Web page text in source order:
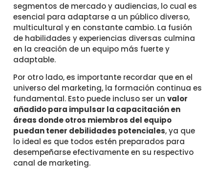
segmentos de mercado y audiencias, lo cual es
esencial para adaptarse a un público diverso,
multicultural y en constante cambio. La fusión
de habilidades y experiencias diversas culmina
en la creación de un equipo más fuerte y
adaptable.
Por otro lado, es importante recordar que en el
universo del marketing, la formación continua es
fundamental. Esto puede incluso ser un valor
añadido para impulsar la capacitación en
áreas donde otros miembros del equipo
puedan tener debilidades potenciales, ya que
lo ideal es que todos estén preparados para
desempeñarse efectivamente en su respectivo
canal de marketing.